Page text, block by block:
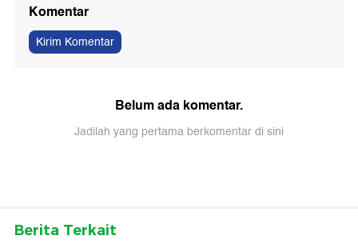
Komentar
Kirim Komentar
Belum ada komentar.
Jadilah yang pertama berkomentar di sini
Berita Terkait